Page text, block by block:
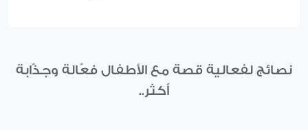
نصائج لفعالية قصة مع الأطفال فعّالة وجذّابة
أكثر..